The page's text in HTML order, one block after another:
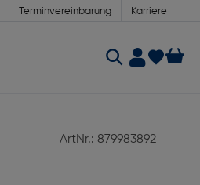
Terminvereinbarung Karriere
ArtNr.: 879983892